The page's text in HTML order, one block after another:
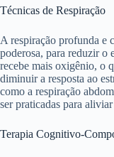
Técnicas de Respiração
A respiração profunda e
poderosa, para reduzir o
recebe mais oxigênio, o
diminuir a resposta ao
como a respiração
ser praticadas para aliviar
Terapia Cognitivo-